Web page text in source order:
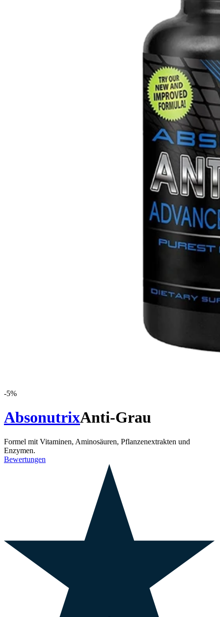
-5%
AbsonutrixAnti-Grau
Formel mit Vitaminen, Aminosäuren, Pflanzenextrakten und
Enzymen.
Bewertungen